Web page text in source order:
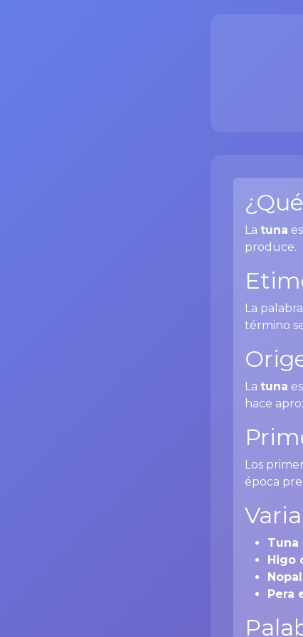
La tuna
produce.
La palabra
término
La tuna
hace
Los
época
Tuna
Higo
Pera